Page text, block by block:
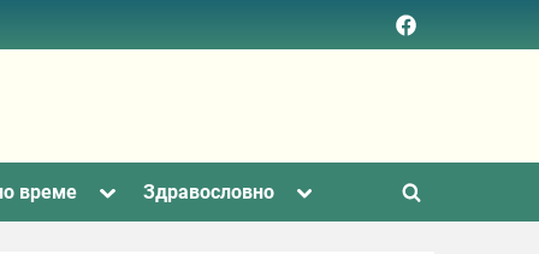
Facebook
page
време
ToggleЗдравословно
Toggle
Toggle